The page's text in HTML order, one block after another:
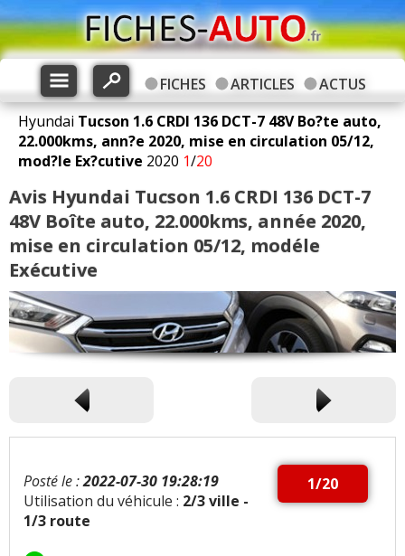
FICHES ARTICLES
ACTUS
Hyundai Tucson 1.6 CRDI 136 DCT-7 48V Bo?te auto,
22.000kms, ann?e 2020, mise en circulation 05/12,
mod?le Ex?cutive 2020 1/20
Avis Hyundai Tucson 1.6 CRDI 136 DCT-7
48V Boîte auto, 22.000kms, année 2020,
mise en circulation 05/12, modéle
Exécutive
1/20
Posté le :2022-07-30 19:28:19
Utilisation du véhicule : 2/3 ville -
1/3 route